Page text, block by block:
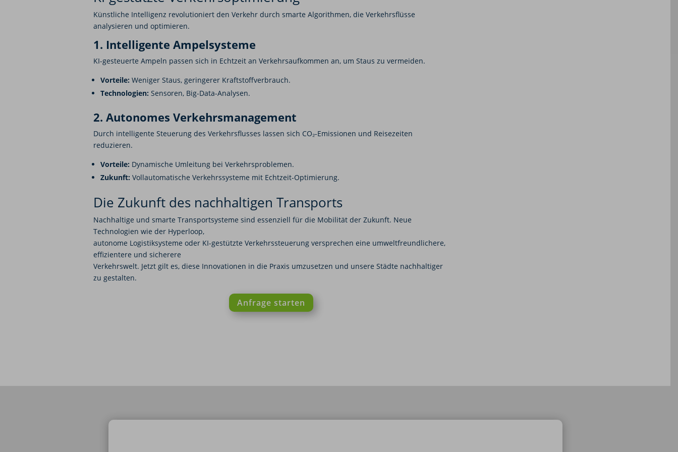
Künstliche Intelligenz revolutioniert den Verkehr durch smarte Algorithmen, die Verkehrsflüsse
analysieren und optimieren.
1. Intelligente Ampelsysteme
KI-gesteuerte Ampeln passen sich in Echtzeit an Verkehrsaufkommen an, um Staus zu vermeiden.
Vorteile: Weniger Staus, geringerer Kraftstoffverbrauch.
Technologien: Sensoren, Big-Data-Analysen.
2. Autonomes Verkehrsmanagement
Durch intelligente Steuerung des Verkehrsflusses lassen sich CO₂-Emissionen und Reisezeiten
reduzieren.
Vorteile: Dynamische Umleitung bei Verkehrsproblemen.
Zukunft: Vollautomatische Verkehrssysteme mit Echtzeit-Optimierung.
Die Zukunft des nachhaltigen Transports
Nachhaltige und smarte Transportsysteme sind essenziell für die Mobilität der Zukunft. Neue
Technologien wie der Hyperloop,
autonome Logistiksysteme oder KI-gestützte Verkehrssteuerung versprechen eine umweltfreundlichere,
effizientere und sicherere
Verkehrswelt. Jetzt gilt es, diese Innovationen in die Praxis umzusetzen und unsere Städte nachhaltiger
zu gestalten.
Anfrage starten